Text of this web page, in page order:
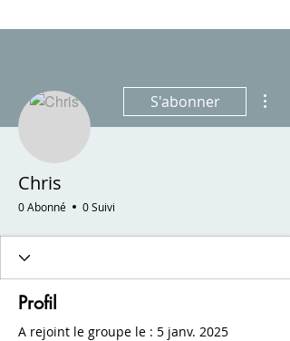
S'abonner
Chris
0 Abonné 0 Suivi
Profil
A rejoint le groupe le : 5 janv. 2025